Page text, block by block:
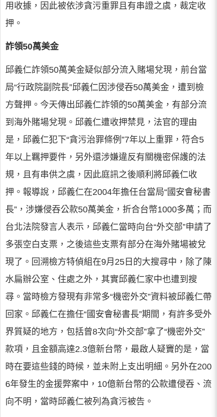
用收據，因此被依涉貪污重罪且有串證之虞，裁定收
押。
詐領50萬美金
邱義仁詐領50萬美金疑似部分流入賭場兌現，前台當
局“行政院副院長”邱義仁因涉侵吞50萬美金，遭到檢
方聲押。今天傳出邱義仁詐領的50萬美金，有部分流
到海外賭場兌現。邱義仁遭收押禁見，法官的理由
是，邱義仁犯下“貪污治罪條例”7年以上重罪，符合5
年以上羈押要件，另外還涉嫌違反有關機密保護的法
規，且有串供之虞，因此庭訊之後順利將邱義仁收
押。報導說，邱義仁在2004年擔任台當局“國安會秘書
長”，涉嫌侵吞公款50萬美金，折合台幣1000多萬；而
台北法院發言人表示，邱義仁當時向台“外交部”申請了
多張空白支票，之後這些支票有部分在海外賭場被兌
現了。回溯檢方特偵組在9月25日的大搜尋中，除了陳
水扁辦公室、住處之外，其實邱義仁家中也遭到搜
尋。當時檢方發現有非常多“機密外交”資料被邱義仁帶
回家。邱義仁在擔任“國安會秘書長”期間，有許多受外
界質疑的地方，包括曾8次向“外交部”拿了“機密外交”
款項，且金額高達2.3億新台幣，最啟人疑竇的是，當
時在要這些錢的時候，並未附上支出明細。另外在200
6年發生的金援弊案中，10億新台幣的公款遭侵吞、流
向不明，當時邱義仁被列為貪污被告。